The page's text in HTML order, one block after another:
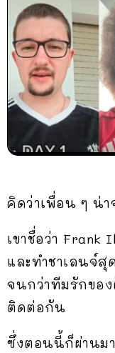
คิดว่าเพื่อน ๆ น่
เขาชื่อว่า
และทำชาเลนจ์สุ
จนกว่าทีมรักของ
ติดต่อกัน
ซึ่งตอนนี้ก็ผ่านมา